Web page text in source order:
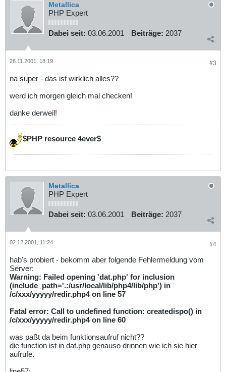
Metallica
PHP Expert
Dabei seit: 03.06.2001 Beiträge: 2037
#3
28.11.2001, 18:19
na super - das ist wirklich alles??
werd ich morgen gleich mal checken!
danke derweil!
$PHP resource 4ever$
Metallica
PHP Expert
Dabei seit: 03.06.2001 Beiträge: 2037
#4
02.12.2001, 11:24
hab's probiert - bekomm aber folgende Fehlermeldung vom
Server:
Warning: Failed opening 'dat.php' for inclusion
(include_path='.:/usr/local/lib/php4/lib/php') in
/c/xxx/yyyyy/redir.php4 on line 57
Fatal error: Call to undefined function: createdispo() in
/c/xxx/yyyyy/redir.php4 on line 60
was paßt da beim funktionsaufruf nicht??
die function ist in dat.php genauso drinnen wie ich sie hier
aufrufe.